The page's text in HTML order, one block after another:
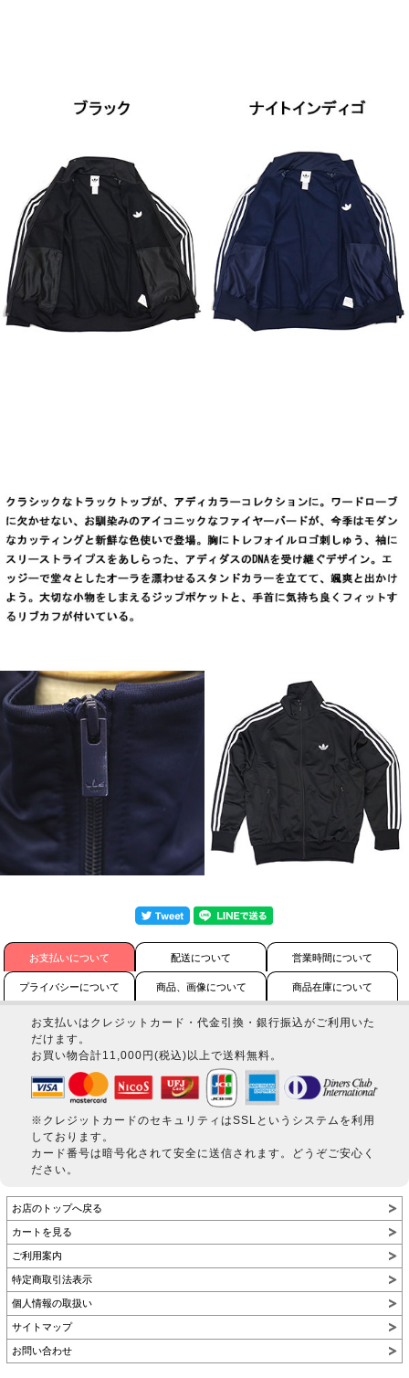
お支払いについて 配送について 営業時間について
プライバシーについて 商品、画像について 商品在庫について
お支払いはクレジットカード・代金引換・銀行振込がご利用いた
だけます。
お買い物合計11,000円(税込)以上で送料無料。
※クレジットカードのセキュリティはSSLというシステムを利用
しております。
カード番号は暗号化されて安全に送信されます。どうぞご安心く
ださい。
お店のトップへ戻る
カートを見る
ご利用案内
特定商取引法表示
個人情報の取扱い
サイトマップ
お問い合わせ